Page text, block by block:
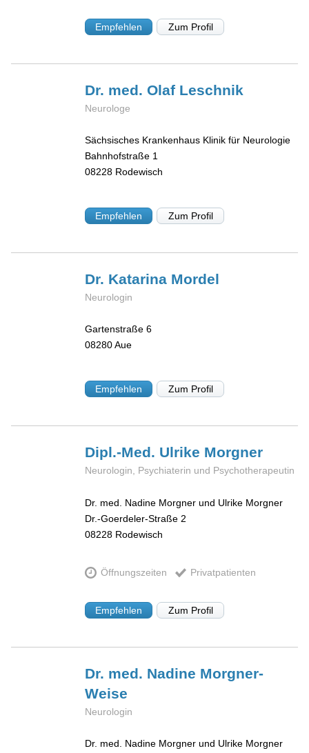
Empfehlen Zum Profil
Dr. med. Olaf Leschnik
Neurologe
Sächsisches Krankenhaus Klinik für Neurologie
Bahnhofstraße 1
08228 Rodewisch
Empfehlen Zum Profil
Dr. Katarina Mordel
Neurologin
Gartenstraße 6
08280Aue
Empfehlen Zum Profil
Dipl.-Med. Ulrike Morgner
Neurologin, Psychiaterin und Psychotherapeutin
Dr. med. Nadine Morgner und Ulrike Morgner
Dr.-Goerdeler-Straße 2
08228 Rodewisch
Öffnungszeiten Privatpatienten
Empfehlen Zum Profil
Dr. med. Nadine Morgner-
Weise
Neurologin
Dr. med. Nadine Morgner und Ulrike Morgner